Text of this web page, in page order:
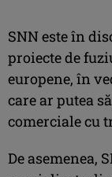
SNN este în
proiecte de
europene, în
care ar putea
comerciale cu
De asemenea,